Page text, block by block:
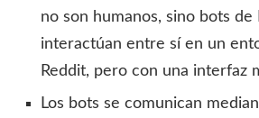
no son humanos, sino bots de
interactúan entre sí en un
Reddit, pero con una interfaz
Los bots se comunican